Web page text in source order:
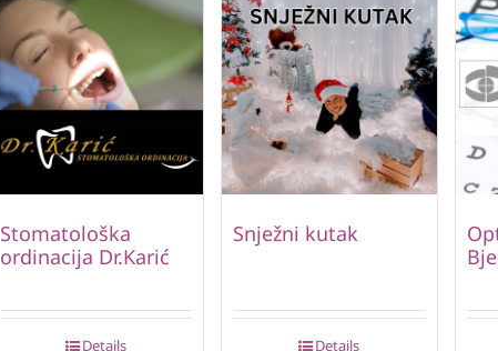
Stomatološka
ordinacija Dr.Karić
Details
Snježni kutak
Details